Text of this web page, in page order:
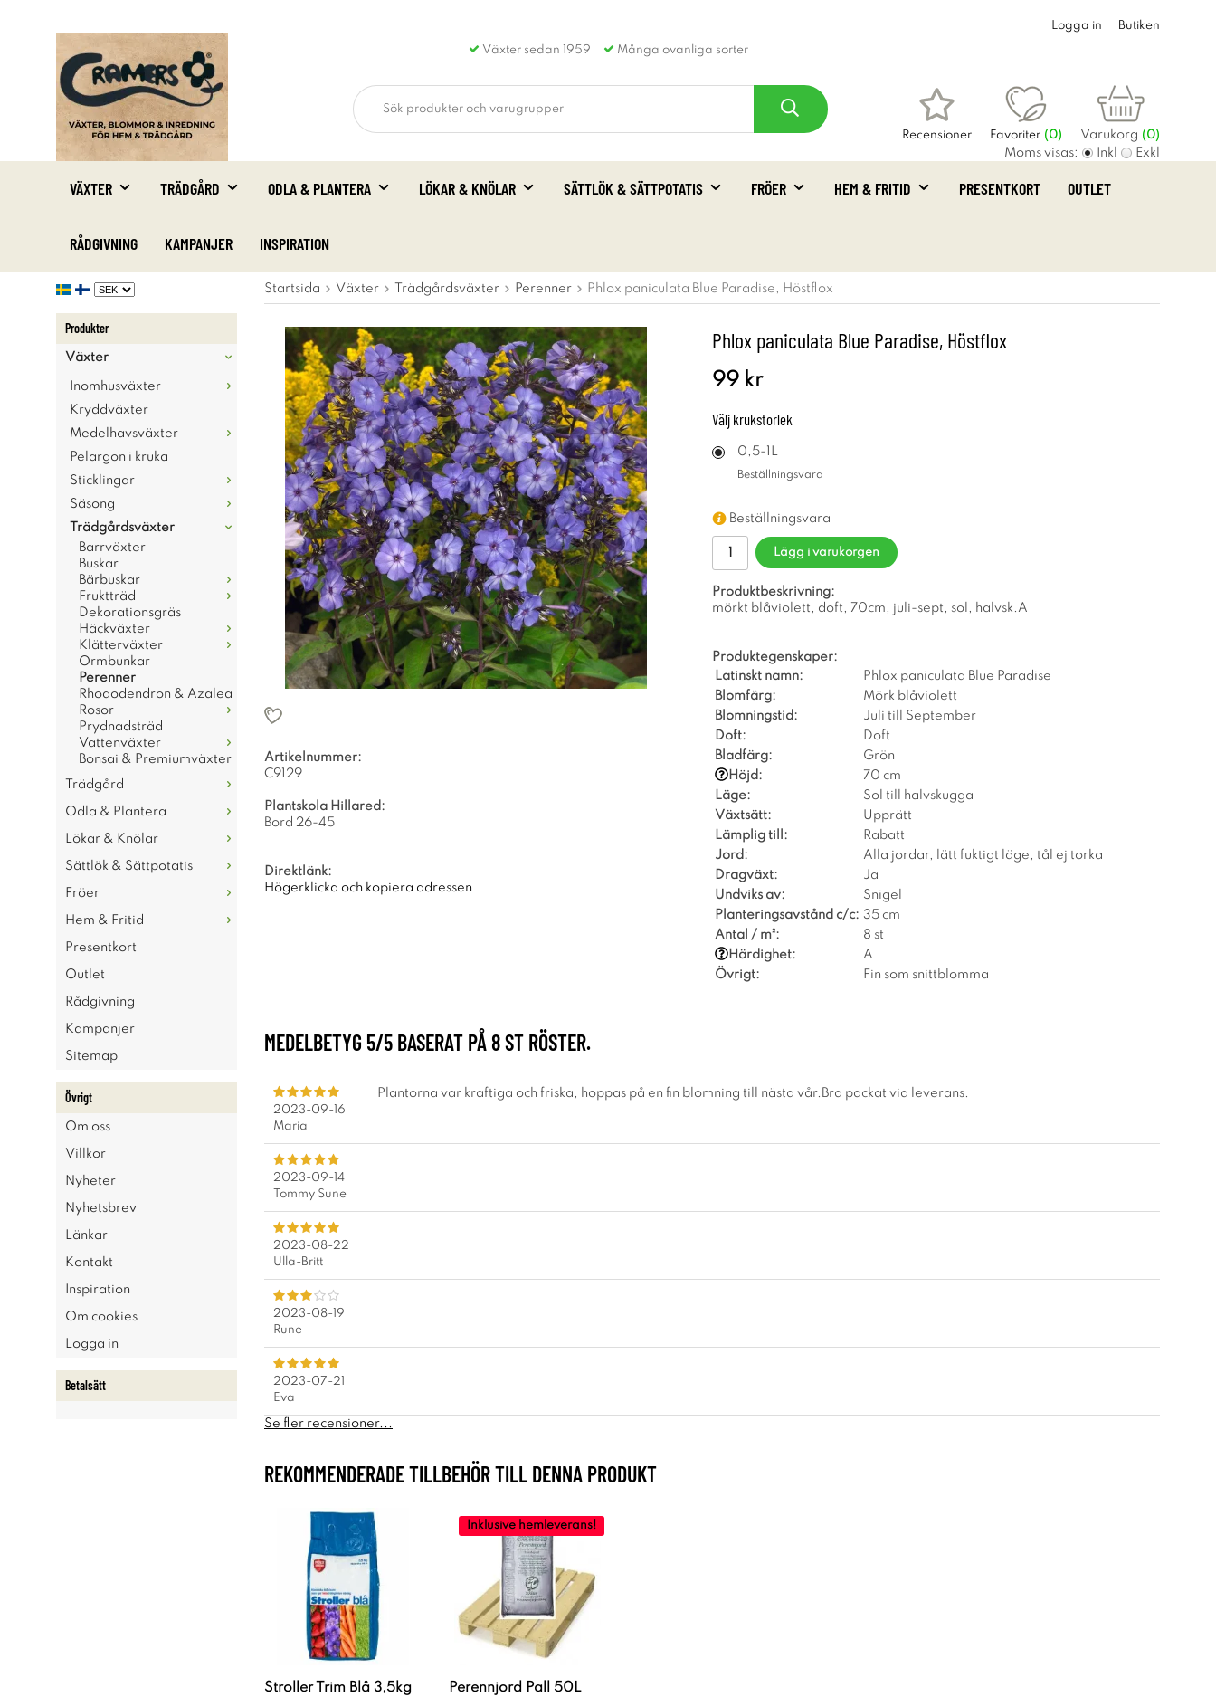
Växter sedan 1959 Många ovanliga sorter
Logga in Butiken
Recensioner Favoriter (0) Varukorg (0)
Moms visas: Inkl Exkl
VÄXTER TRÄDGÅRD ODLA & PLANTERA LÖKAR & KNÖLAR SÄTTLÖK & SÄTTPOTATIS FRÖER HEM & FRITID PRESENTKORT OUTLET
RÅDGIVNING KAMPANJER INSPIRATION
Produkter
Växter
Inomhusväxter
Kryddväxter
Medelhavsväxter
Pelargon i kruka
Sticklingar
Säsong
Trädgårdsväxter
Barrväxter
Buskar
Bärbuskar
Fruktträd
Dekorationsgräs
Häckväxter
Klätterväxter
Ormbunkar
Perenner
Rhododendron & Azalea
Rosor
Prydnadsträd
Vattenväxter
Bonsai & Premiumväxter
Trädgård
Odla & Plantera
Lökar & Knölar
Sättlök & Sättpotatis
Fröer
Hem & Fritid
Presentkort
Outlet
Rådgivning
Kampanjer
Sitemap
Övrigt
Om oss
Villkor
Nyheter
Nyhetsbrev
Länkar
Kontakt
Inspiration
Om cookies
Logga in
Betalsätt
Startsida Växter Trädgårdsväxter Perenner Phlox paniculata Blue Paradise, Höstflox
Phlox paniculata Blue Paradise, Höstflox
99 kr
Välj krukstorlek
0,5-1L
Beställningsvara
Beställningsvara
Lägg i varukorgen
Produktbeskrivning:
mörkt blåviolett, doft, 70cm, juli-sept, sol, halvsk.A
Produktegenskaper:
Latinskt namn:
Phlox paniculata Blue Paradise
Blomfärg:
Mörk blåviolett
Blomningstid:
Juli till September
Doft:
Doft
Bladfärg:
Grön
Höjd:
70 cm
Läge:
Sol till halvskugga
Växtsätt:
Upprätt
Lämplig till:
Rabatt
Jord:
Alla jordar, lätt fuktigt läge, tål ej torka
Dragväxt:
Ja
Undviks av:
Snigel
Planteringsavstånd c/c: 35 cm
Antal / m²:
8 st
Härdighet:
A
Övrigt:
Fin som snittblomma
Artikelnummer:
C9129
Plantskola Hillared:
Bord 26-45
Direktlänk:
Högerklicka och kopiera adressen
MEDELBETYG 5/5 BASERAT PÅ 8ST RÖSTER.
2023-09-16
Maria
Plantorna var kraftiga och friska, hoppas på en fin blomning till nästa vår.Bra packat vid leverans.
2023-09-14
Tommy Sune
2023-08-22
Ulla-Britt
2023-08-19
Rune
2023-07-21
Eva
Se fler recensioner...
REKOMMENDERADE TILLBEHÖR TILL DENNA PRODUKT
Stroller Trim Blå 3,5kg
Inklusive hemleverans!
Perennjord Pall 50L